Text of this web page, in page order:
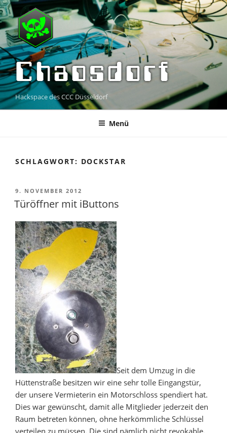
Zum
Inhalt
springen
Chaosdorf
Hackspace des CCC Düsseldorf
Menü
SCHLAGWORT: DOCKSTAR
VERÖFFENTLICHT
AM
9. NOVEMBER 2012
Türöffner mit iButtons
Seit dem Umzug in die
Hüttenstraße besitzen wir eine sehr tolle Eingangstür,
der unsere Vermieterin ein Motorschloss spendiert hat.
Dies war gewünscht, damit alle Mitglieder jederzeit den
Raum betreten können, ohne herkömmliche Schlüssel
verteilen zu müssen. Die sind nämlich nicht revokable,